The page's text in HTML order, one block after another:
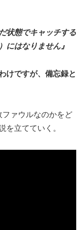
状態でキャッチする
にはなりません』
けですが、備忘録と
ファウルなのかをど
を立てていく。